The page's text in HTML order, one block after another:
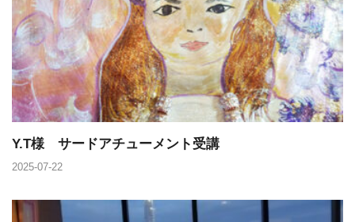
Y.T様 サードアチューメント受講
2025-07-22